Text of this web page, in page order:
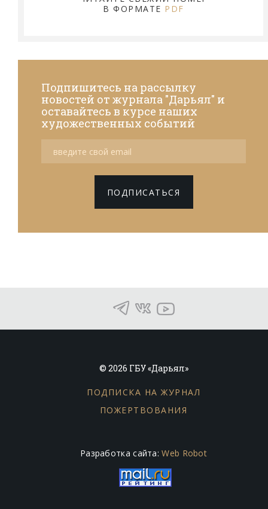
В ФОРМАТЕ PDF
Подпишитесь на рассылку
новостей от журнала "Дарьял" и
оставайтесь в курсе наших
художественных событий
ПОДПИСАТЬСЯ
© 2026 ГБУ «Дарьял»
ПОДПИСКА НА ЖУРНАЛ
ПОЖЕРТВОВАНИЯ
Разработка сайта:Web Robot